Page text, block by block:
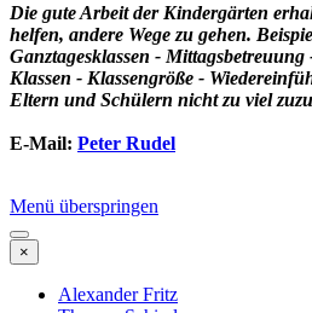
Die gute Arbeit der Kindergärten
helfen, andere Wege zu gehen.
Ganztagesklassen -
Klassen - Klassengröße -
Eltern und Schülern nicht zu viel
E-Mail: Peter Rudel
Menü überspringen
×
Alexander Fritz